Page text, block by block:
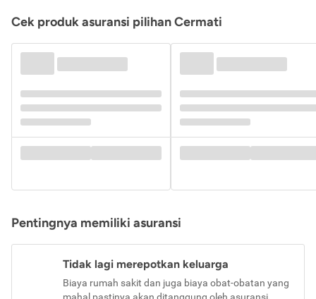
Cek produk asuransi pilihan Cermati
Pentingnya memiliki asuransi
Tidak lagi merepotkan keluarga
Biaya rumah sakit dan juga biaya obat-obatan yang
mahal pastinya akan ditanggung oleh asuransi.